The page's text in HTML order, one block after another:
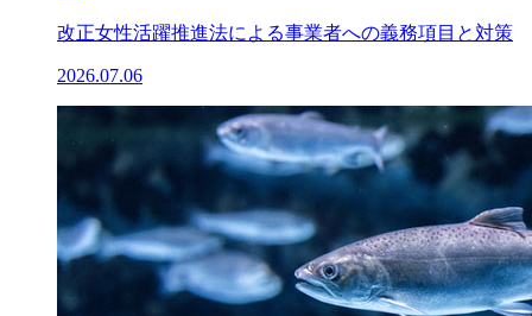
改正女性活躍推進法による事業者への義務項目と対策
2026.07.06